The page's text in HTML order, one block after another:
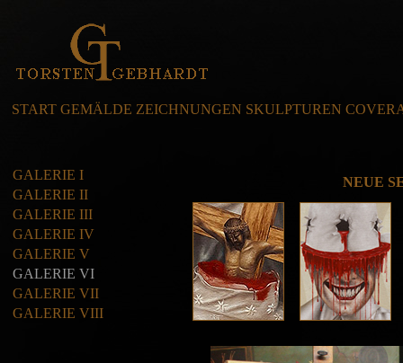
START GEMÄLDE ZEICHNUNGEN SKULPTUREN
GALERIE I
GALERIE II
GALERIE III
GALERIE IV
GALERIE V
GALERIE VI
GALERIE VII
GALERIE VIII
NEUE